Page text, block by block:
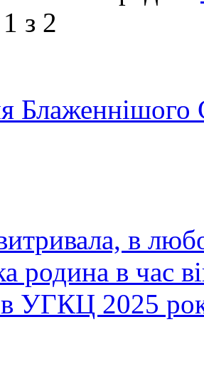
з 2
Блаженнішого
в
родина в час
УГКЦ 2025